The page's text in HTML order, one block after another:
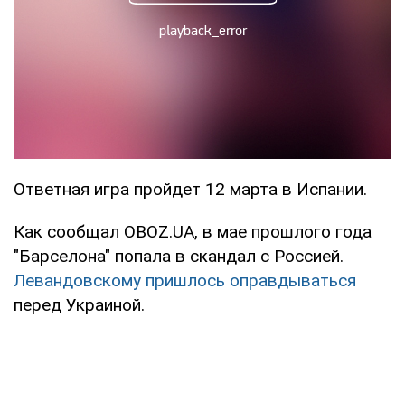
Ответная игра пройдет 12 марта в Испании.
Как сообщал OBOZ.UA, в мае прошлого года
"Барселона" попала в скандал с Россией.
Левандовскому пришлось оправдываться
перед Украиной.